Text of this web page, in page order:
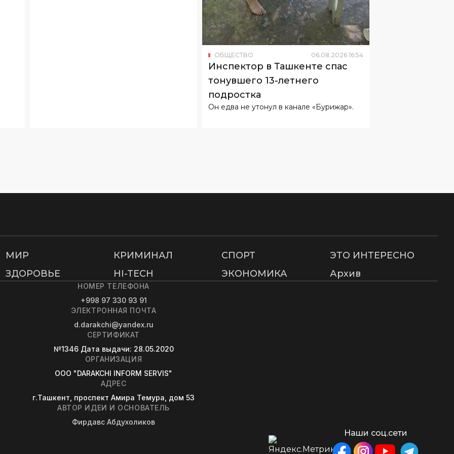
ОБЩЕСТВО 06.08.2026 16:54
Инспектор в Ташкенте спас
тонувшего 13-летнего
подростка
Он едва не утонул в канале «Бурижар».
МИР КРИМИНАЛ СПОРТ
ЭТО ИНТЕРЕСНО
ЗДОРОВЬЕ HI-TECH ЭКОНОМИКА Архив
НОМЕР ТЕЛЕФОНА
+998 97 330 93 91
ЭЛЕКТРОННАЯ ПОЧТА
d.darakchi@yandex.ru
СЕРТИФИКАТ
№1346 Дата выдачи: 28.05.2020
ОРГАНИЗАЦИЯ
OOO "DARAKCHI INFORM SERVIS"
АДРЕС
г.Ташкент, проспект Амира Темура, дом 53
АВТОР ИДЕИ И ОСНОВАТЕЛЬ
Фирдавс Абдухоликов
Наши соц.сети